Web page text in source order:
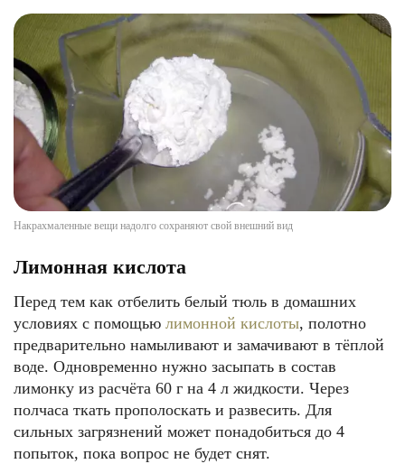
Накрахмаленные вещи надолго сохраняют свой внешний вид
Лимонная кислота
Перед тем как отбелить белый тюль в домашних
условиях с помощью лимонной кислоты, полотно
предварительно намыливают и замачивают в тёплой
воде. Одновременно нужно засыпать в состав
лимонку из расчёта 60 г на 4 л жидкости. Через
полчаса ткать прополоскать и развесить. Для
сильных загрязнений может понадобиться до 4
попыток, пока вопрос не будет снят.